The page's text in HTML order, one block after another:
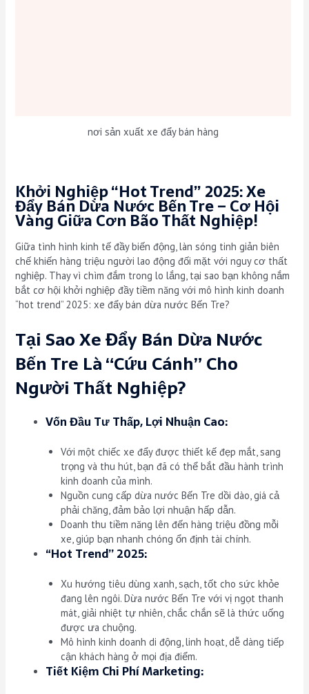
nơi sản xuất xe đẩy bán hàng
Khởi Nghiệp “Hot Trend” 2025: Xe
Đẩy Bán Dừa Nước Bến Tre – Cơ Hội
Vàng Giữa Cơn Bão Thất Nghiệp!
Giữa tình hình kinh tế đầy biến động, làn sóng tinh giản biên
chế khiến hàng triệu người lao động đối mặt với nguy cơ thất
nghiệp. Thay vì chìm đắm trong lo lắng, tại sao bạn không nắm
bắt cơ hội khởi nghiệp đầy tiềm năng với mô hình kinh doanh
“hot trend” 2025: xe đẩy bán dừa nước Bến Tre?
Tại Sao Xe Đẩy Bán Dừa Nước
Bến Tre Là “Cứu Cánh” Cho
Người Thất Nghiệp?
Vốn Đầu Tư Thấp, Lợi Nhuận Cao:
Với một chiếc xe đẩy được thiết kế đẹp mắt, sang
trọng và thu hút, bạn đã có thể bắt đầu hành trình
kinh doanh của mình.
Nguồn cung cấp dừa nước Bến Tre dồi dào, giá cả
phải chăng, đảm bảo lợi nhuận hấp dẫn.
Doanh thu tiềm năng lên đến hàng triệu đồng mỗi
xe, giúp bạn nhanh chóng ổn định tài chính.
“Hot Trend” 2025:
Xu hướng tiêu dùng xanh, sạch, tốt cho sức khỏe
đang lên ngôi. Dừa nước Bến Tre với vị ngọt thanh
mát, giải nhiệt tự nhiên, chắc chắn sẽ là thức uống
được ưa chuộng.
Mô hình kinh doanh di động, linh hoạt, dễ dàng tiếp
cận khách hàng ở mọi địa điểm.
Tiết Kiệm Chi Phí Marketing: